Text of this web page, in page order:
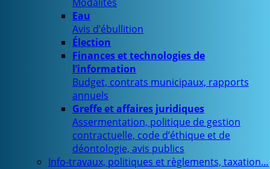
Eau
Avis d’ébullition
Élection
Finances et technologies de
l’information
Budget, contrats municipaux, rapports
annuels
Greffe et affaires juridiques
Assermentation, politique de gestion
contractuelle, code d’éthique et de
déontologie, avis publics
Info-travaux, politiques et règlements, taxation…